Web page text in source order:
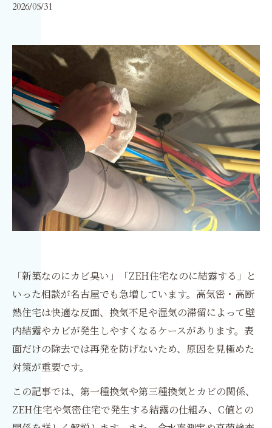
2026/05/31
「新築なのにカビ臭い」「ZEH住宅なのに結露する」と
いった相談が名古屋でも急増しています。高気密・高断
熱住宅は快適な反面、換気不足や湿気の滞留によって壁
内結露やカビが発生しやすくなるケースがあります。表
面だけの除去では再発を防げないため、原因を見極めた
対策が重要です。
この記事では、第一種換気や第三種換気とカビの関係、
ZEH住宅や気密住宅で発生する結露の仕組み、C値との